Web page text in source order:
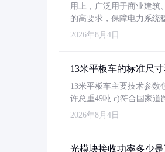
用上，广泛用于商业建筑
的高要求，保障电力系统
2026年8月4日
13米平板车的标准尺
13米平板车主要技术参数
许总重49吨 c)符合国家
2026年8月4日
光模块接收功率多少是